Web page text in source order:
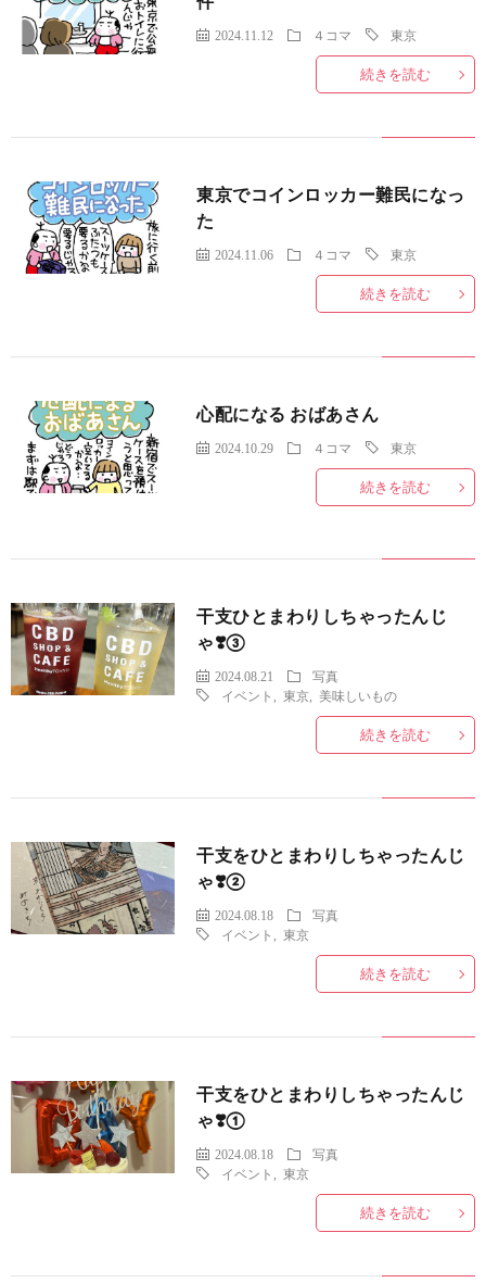
2024.11.12 ４コマ 東京
続きを読む
東京でコインロッカー難民になっ
た
2024.11.06 ４コマ 東京
続きを読む
心配になる おばあさん
2024.10.29 ４コマ 東京
続きを読む
干支ひとまわりしちゃったんじ
ゃ❣️③
2024.08.21
写真
イベント
,東京 美味しいもの
続きを読む
干支をひとまわりしちゃったんじ
ゃ❣️②
2024.08.18
写真
イベント
,東京
続きを読む
干支をひとまわりしちゃったんじ
ゃ❣️①
2024.08.18
写真
イベント
,東京
続きを読む